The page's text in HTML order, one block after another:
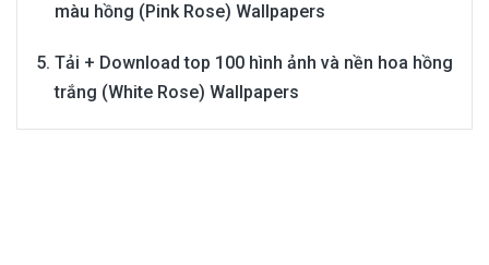
màu hồng (Pink Rose) Wallpapers
Tải + Download top 100 hình ảnh và nền hoa hồng
trắng (White Rose) Wallpapers